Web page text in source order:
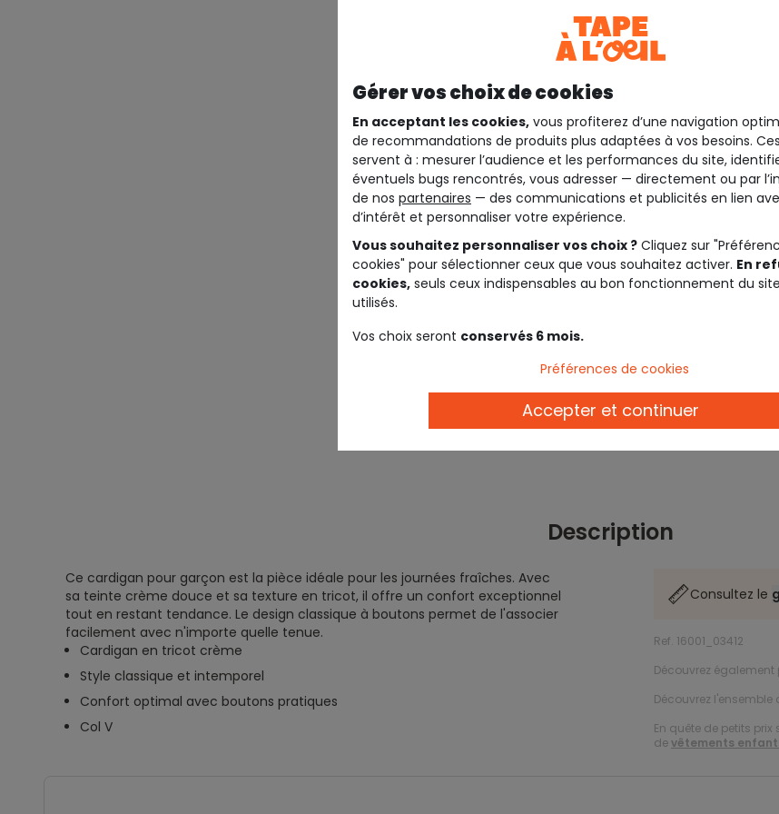
Description
Ce cardigan pour garçon est la pièce idéale pour les journées fraîches. Avec
sa teinte crème douce et sa texture en tricot, il offre un confort exceptionnel
tout en restant tendance. Le design classique à boutons permet de l'associer
facilement avec n'importe quelle tenue.
Cardigan en tricot crème
Style classique et intemporel
Confort optimal avec boutons pratiques
Col V
Consultez le
Ref. 16001_03412
Découvrez également
Découvrez l'ensemble
En quête de petits
devêtements
Gérer vos choix de cookies
En acceptant les cookies, vous profiterez d’une navigation
de recommandations de produits plus adaptées à vos besoins.
servent à : mesurer l’audience et les performances du site,
éventuels bugs rencontrés, vous adresser — directement ou par
de nos partenaires — des communications et publicités en lien
d’intérêt et personnaliser votre expérience.
Vous souhaitez personnaliser vos choix ? Cliquez sur
cookies" pour sélectionner ceux que vous souhaitez activer. En
cookies, seuls ceux indispensables au bon fonctionnement du
utilisés.
Vos choix seront conservés 6 mois.
Préférences de cookies
Accepter et continuer